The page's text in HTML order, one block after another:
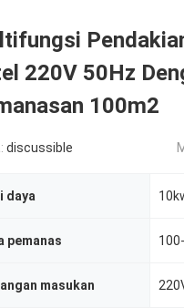
220V 50Hz
100m2
discussible
daya
pemanas
masukan